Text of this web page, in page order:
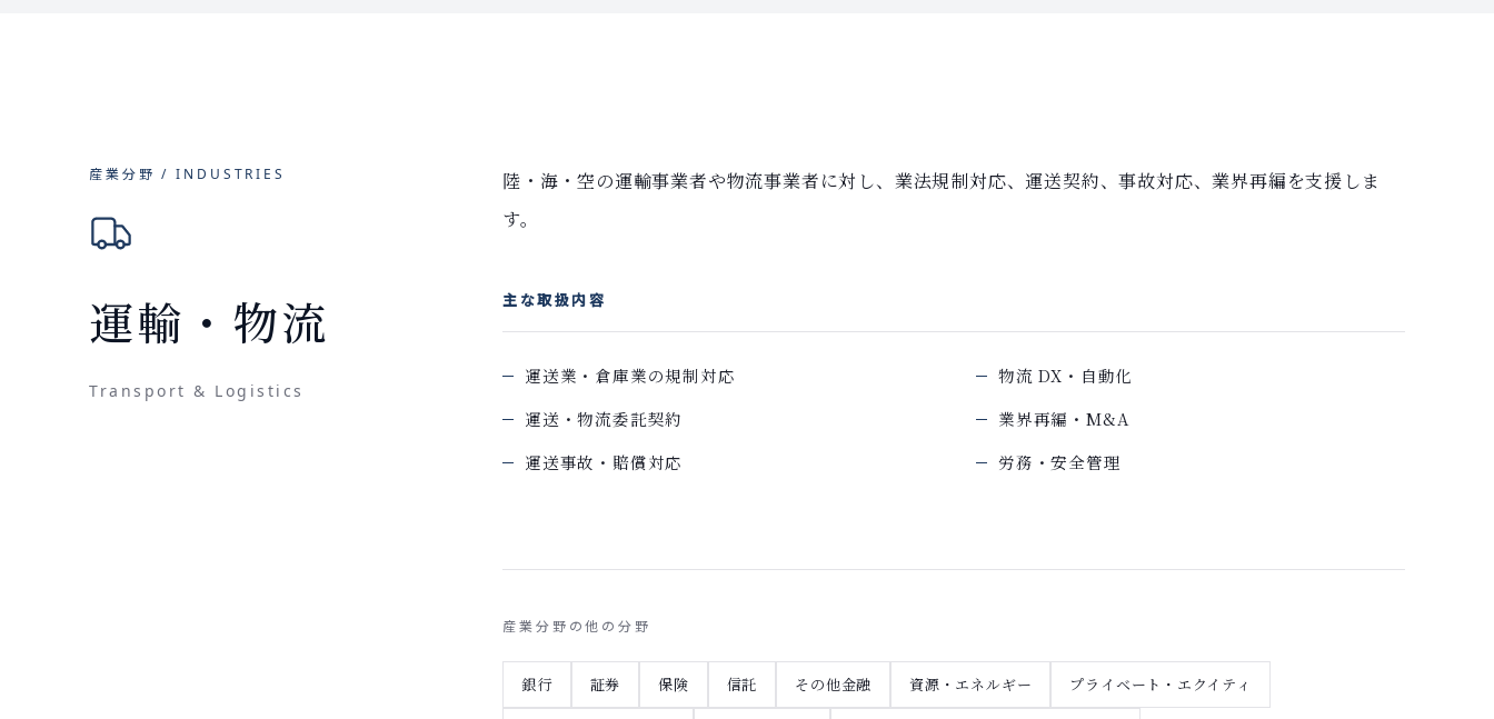
産業分野 / INDUSTRIES
運輸・物流
Transport & Logistics
陸・海・空の運輸事業者や物流事業者に対し、業法規制対応、運送契約、事故対応、業界再編を支援しま
す。
主な取扱内容
運送業・倉庫業の規制対応
運送・物流委託契約
運送事故・賠償対応
物流 DX・自動化
業界再編・M&A
労務・安全管理
産業分野の他の分野
銀行 証券 保険 信託 その他金融 資源・エネルギー プライベート・エクイティ